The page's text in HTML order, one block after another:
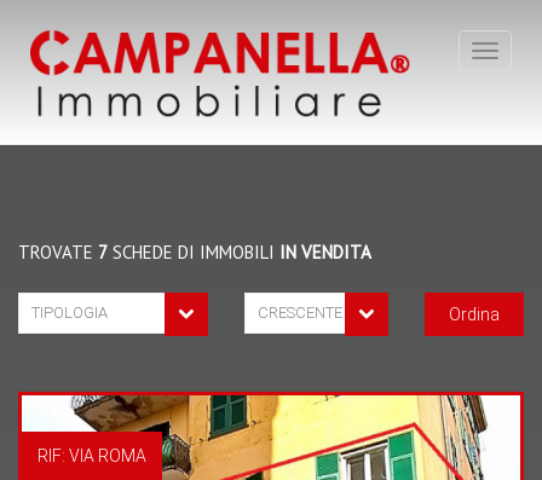
Toggle
TROVATE 7 SCHEDE DI IMMOBILI IN VENDITA
Ordina
RIF: VIA ROMA